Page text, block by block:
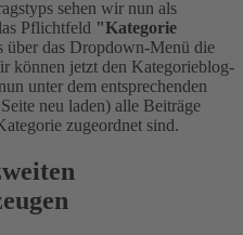
sehen wir nun als
Pflichtfeld "Kategorie
über das Dropdown-Menü die
können jetzt den Kategorieblog-
unter dem entsprechenden
neu laden) alle Beiträge
zugeordnet sind.